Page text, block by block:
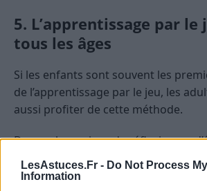
LesAstuces.Fr - Do Not Process
Information
5. L’apprentissage par le
tous les âges
Si les enfants sont souvent les
de l’apprentissage par le jeu, les
aussi profiter de cette méthode.
De nombreux jeux de réflexion ou
exemple, permettent d’entretenir la
logique et la créativité, quel que soit